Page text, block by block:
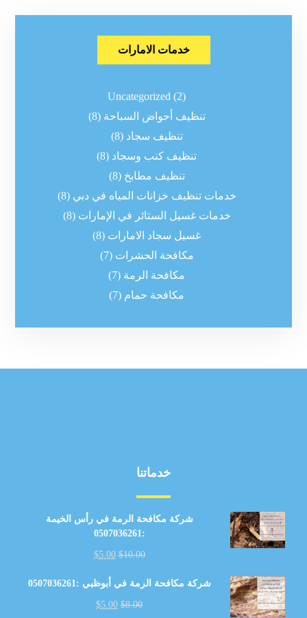
خدمات الامارات
Uncategorized (2)
تنظيف أحواض السباحة (8)
تنظيف سجاد (8)
تنظيف كنب وسجاد (8)
تنظيف مطابخ (8)
خدمات تنظيف خزانات المياه في دبي (8)
خدمات غسيل الستائر في الإمارات (8)
غسيل سجاد الامارات (8)
مكافحة الحشرات (7)
مكافحة الرمة (7)
مكافحة حمام (7)
خدماتنا
شركة مكافحة الرمة في رأس الخيمة
:0507036261
$10.00
$5.00
شركة مكافحة الرمة في أبوظبي :0507036261
$8.00
$5.00